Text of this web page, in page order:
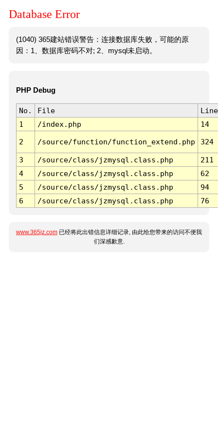
Database Error
(1040) 365建站错误警告：连接数据库失败，可能的原
因：1、数据库密码不对; 2、mysql未启动。
PHP Debug
No. File
Line
1
/index.php 14
2 /source/function/function_extend.php 324
3 /source/class/jzmysql.class.php
211
4
/source/class/jzmysql.class.php
62
5
/source/class/jzmysql.class.php
94
6
/source/class/jzmysql.class.php 76
www.365jz.com 已经将此出错信息详细记录, 由此给您带来的访问不便我
们深感歉意.